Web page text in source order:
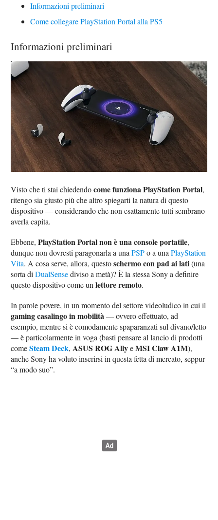
Informazioni preliminari
Come collegare PlayStation Portal alla PS5
Informazioni preliminari
Visto che ti stai chiedendocome funziona PlayStation Portal,
ritengo sia giusto più che altro spiegarti la natura di questo
dispositivo — considerando che non esattamente tutti sembrano
averla capita.
Ebbene,PlayStation Portal non è una console portatile,
dunque non dovresti paragonarla a unaPSPo a unaPlayStation
Vita. A cosa serve, allora, questoschermo con pad ai lati(una
sorta diDualSensediviso a metà)? È la stessa Sony a definire
questo dispositivo come unlettore remoto.
In parole povere, in un momento del settore videoludico in cui il
gaming casalingo in mobilità— ovvero effettuato, ad
esempio, mentre si è comodamente spaparanzati sul divano/letto
— è particolarmente in voga (basti pensare al lancio di prodotti
comeSteam Deck, ASUS ROG AllyeMSI Claw A1M),
anche Sony ha voluto inserirsi in questa fetta di mercato, seppur
“a modo suo”.